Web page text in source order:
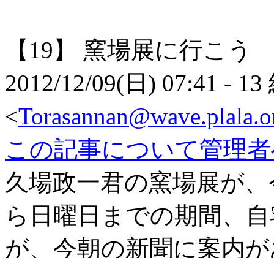
【19】 窯場展に行こう
2012/12/09(日) 07:41 - 13
<
この記事について管理
久場政一君の窯場展が
ら日曜日までの期間、
が、今朝の新聞に案内